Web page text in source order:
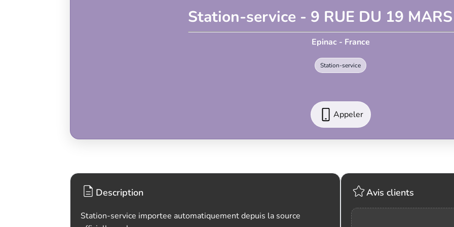
Station-service - 9 RUE DU 19
Epinac - France
Station-service
Appeler
Description
Station-service importee automatiquement depuis la source
Avis clients